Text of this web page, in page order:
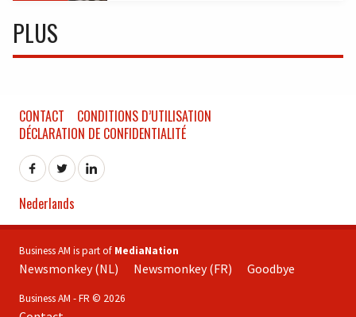
PLUS
CONTACT
CONDITIONS D’UTILISATION
DÉCLARATION DE CONFIDENTIALITÉ
Nederlands
Business AM is part of MediaNation
Newsmonkey (NL) Newsmonkey (FR) Goodbye
Business AM - FR © 2026